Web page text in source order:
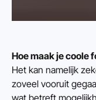
Hoe maak je coole
Het kan namelijk
zoveel vooruit
wat betreft